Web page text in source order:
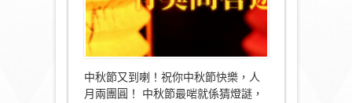
燈
謎
送
Coupon〉
中
中秋節又到喇！祝你中秋節快樂，人
月兩團圓！ 中秋節最啱就係猜燈謎，